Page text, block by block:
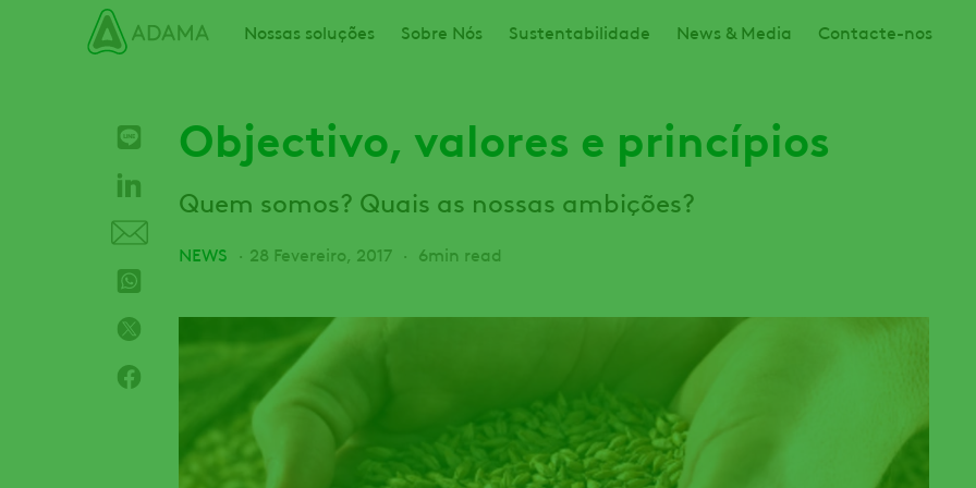
Main navigation
Nossas soluções Sobre Nós Sustentabilidade News & Media Contacte-nos
Objectivo, valores e princípios
Quem somos? Quais as nossas ambições?
NEWS 28 Fevereiro, 2017 6min read